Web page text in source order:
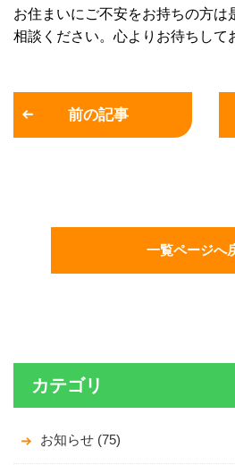
お住まいにご不安をお持ちの方は
相談ください。心よりお待ちして
前の記事
一覧ページへ
カテゴリ
お知らせ (75)